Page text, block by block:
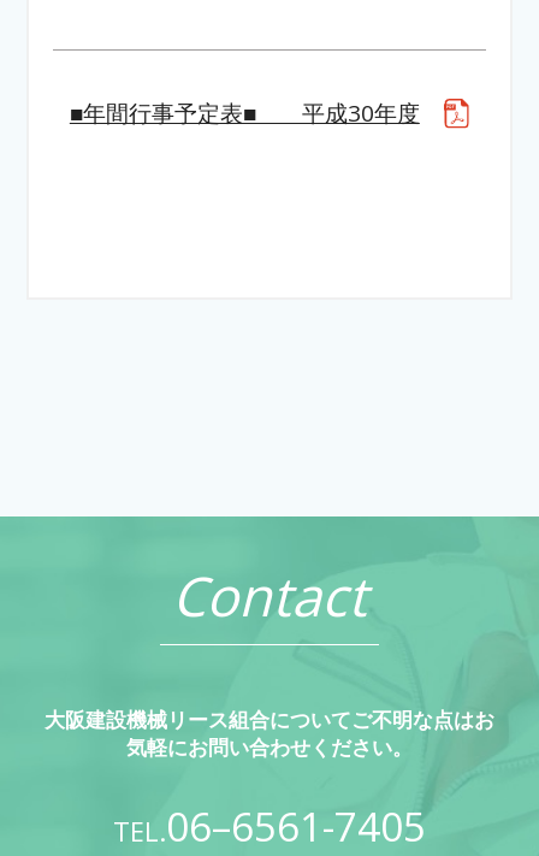
■年間行事予定表■ 平成30年度
Contact
大阪建設機械リース組合についてご不明な点はお
気軽にお問い合わせください。
TEL.06–6561-7405